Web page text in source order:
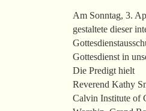
Am Sonntag, 3.
gestaltete dieser
Gottesdienst in
Die Predigt hielt
Reverend Kathy
Calvin Institute of